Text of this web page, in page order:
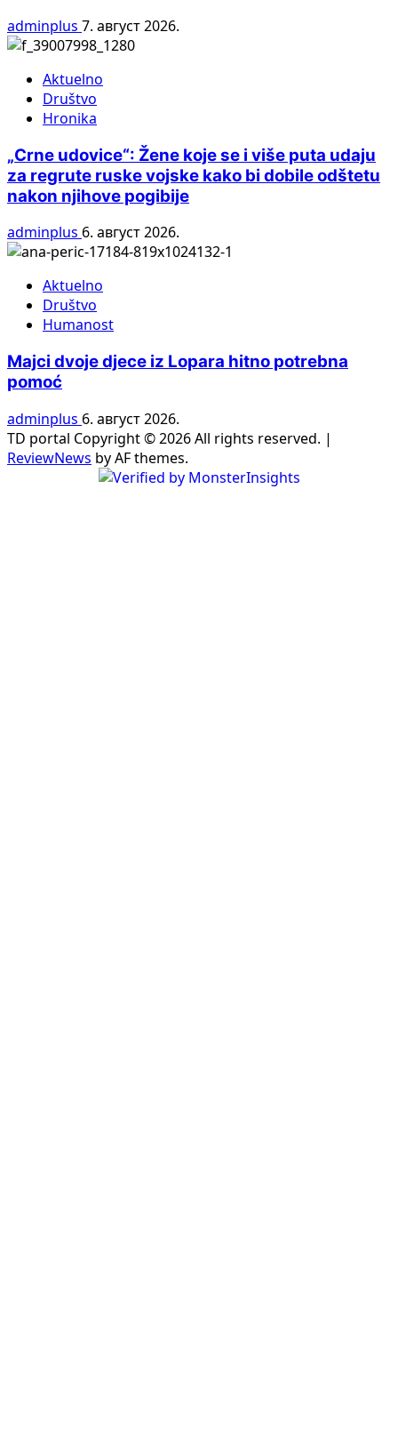
adminplus 7. август 2026.
Aktuelno
Društvo
Hronika
„Crne udovice“: Žene koje se i više puta udaju
za regrute ruske vojske kako bi dobile odštetu
nakon njihove pogibije
adminplus 6. август 2026.
Aktuelno
Društvo
Humanost
Majci dvoje djece iz Lopara hitno potrebna
pomoć
adminplus 6. август 2026.
TD portal Copyright © 2026 All rights reserved. |
ReviewNews by AF themes.